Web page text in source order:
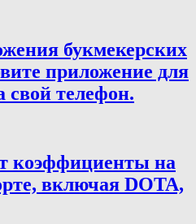
букмекерских
приложение для
свой телефон.
коэффициенты на
включая DOTA,